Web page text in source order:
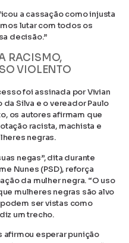
a cassação como injusta
lutar com todos os
decisão.”
RACISMO,
VIOLENTO
foi assinada por Vivian
Silva e o vereador Paulo
os autores afirmam que
racista, machista e
negras.
negas”, dita durante
Nunes (PSD), reforça
da mulher negra. “O uso
mulheres negras são alvo
ser vistas como
um trecho.
afirmou esperar punição